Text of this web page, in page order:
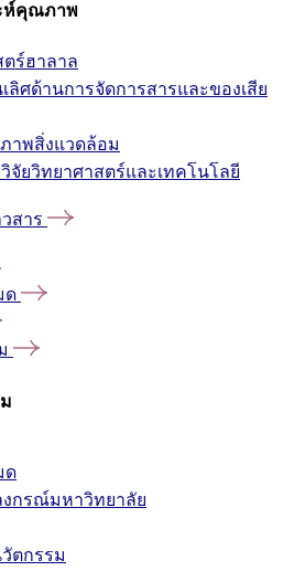
ห์คุณภาพ
ร์ฮาลาล
ลิศด้านการจัดการสารและของเสีย
าพสิ่งแวดล้อม
จัยวิทยาศาสตร์และเทคโนโลยี
สาร
ด
ด
กรณ์มหาวิทยาลัย
ตกรรม